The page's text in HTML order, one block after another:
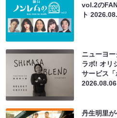
vol.2の
ト
ニューヨ
ラボ! オリ
サービス
2026.08.06
丹生明里